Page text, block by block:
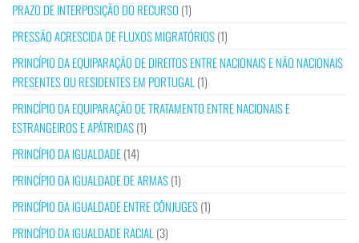
PRAZO DE INTERPOSIÇÃO DO RECURSO (1)
PRESSÃO ACRESCIDA DE FLUXOS MIGRATÓRIOS(1)
PRINCÍPIO DA EQUIPARAÇÃO DE DIREITOS ENTRE NACIONAIS E NÃO NACIONAIS
PRESENTES OU RESIDENTES EM PORTUGAL (1)
PRINCÍPIO DA EQUIPARAÇÃO DE TRATAMENTO ENTRE NACIONAIS E
ESTRANGEIROS E APÁTRIDAS(1)
PRINCÍPIO DA IGUALDADE(14)
PRINCÍPIO DA IGUALDADE DE ARMAS(1)
PRINCÍPIO DA IGUALDADE ENTRE CÔNJUGES(1)
PRINCÍPIO DA IGUALDADE RACIAL (3)